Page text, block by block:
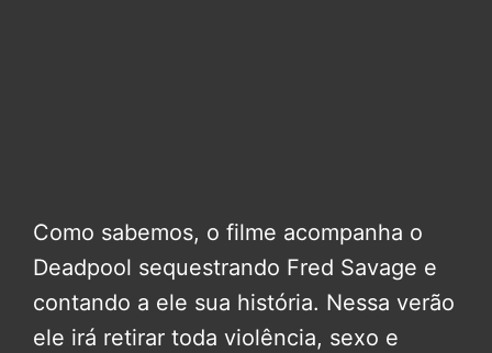
Como sabemos, o filme acompanha o
Deadpool sequestrando Fred Savage e
contando a ele sua história. Nessa verão
ele irá retirar toda violência, sexo e